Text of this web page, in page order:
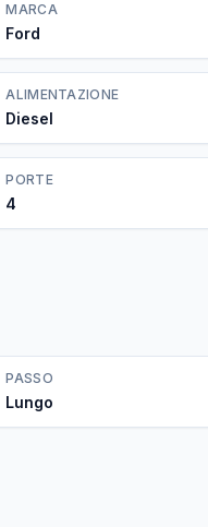
MARCA
Ford
ALIMENTAZIONE
Diesel
PORTE
4
PASSO
Lungo